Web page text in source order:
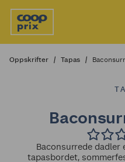
Oppskrifter Tapas
Baconsurrede dadler
tapasbordet,